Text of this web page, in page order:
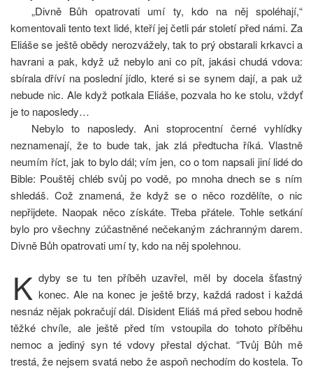
„Divně Bůh opatrovati umí ty, kdo na něj spoléhají,“
komentovali tento text lidé, kteří jej četli pár století před námi. Za
Eliáše se ještě obědy nerozvážely, tak to prý obstarali krkavci a
havrani a pak, když už nebylo ani co pít, jakási chudá vdova:
sbírala dříví na poslední jídlo, které si se synem dají, a pak už
nebude nic. Ale když potkala Eliáše, pozvala ho ke stolu, vždyť
je to naposledy…
Nebylo to naposledy. Ani stoprocentní černé vyhlídky
neznamena­jí, že to bude tak, jak zlá předtucha říká. Vlastně
neumím říct, jak to bylo dál; vím jen, co o tom napsali jiní lidé do
Bible: Pouštěj chléb svůj po vodě, po mnoha dnech se s ním
shledáš. Což znamená, že když se o něco rozdělíte, o nic
nepřijdete. Naopak něco získáte. Třeba přátele. Tohle setkání
bylo pro všechny zúčastněné nečekaným záchranným darem.
Divně Bůh opatrovati umí ty, kdo na něj spolehnou.
K dyby se tu ten příběh uzavřel, měl by docela šťastný
konec. Ale na konec je ještě brzy, každá radost i každá
nesnáz nějak pokračují dál. Disident Eliáš má před sebou hodně
těžké chvíle, ale ještě před tím vstoupila do tohoto příběhu
nemoc a jediný syn té vdovy přestal dýchat. “Tvůj Bůh mě
trestá, že nejsem svatá nebo že aspoň nechodím do kostela. To